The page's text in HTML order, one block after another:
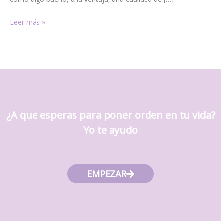
Leer más »
¿A que esperas para poner orden en tu vida?
Yo te ayudo
EMPEZAR